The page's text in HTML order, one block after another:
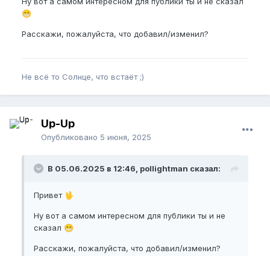
😁
Расскажи, пожалуйста, что добавил/изменил?
Не всё то Солнце, что встаёт ;)
Up-Up
Опубликовано 5 июня, 2025
В 05.06.2025 в 12:46, pollightman сказал:
Привет 🖖
Ну вот а самом интересном для публики ты и не
сказал 😁
Расскажи, пожалуйста, что добавил/изменил?